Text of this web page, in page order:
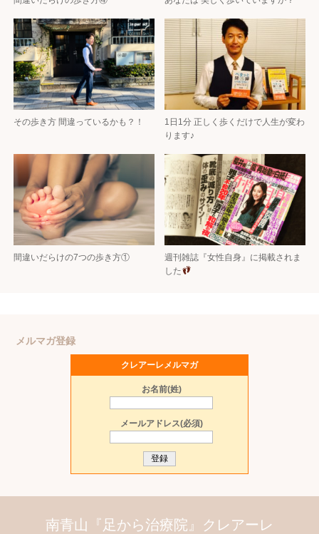
その歩き方 間違っているかも？！
1日1分 正しく歩くだけで人生が変わ
ります♪
間違いだらけの7つの歩き方①
週刊雑誌『女性自身』に掲載されま
した
メルマガ登録
クレアーレメルマガ
お名前(姓)
メールアドレス(必須)
南青山『足から治療院』クレアーレ